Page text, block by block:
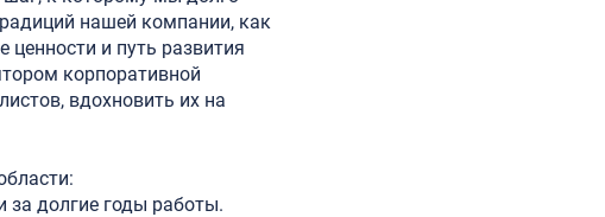
нашей компании, как
и путь развития
корпоративной
вдохновить их на
за долгие годы работы.